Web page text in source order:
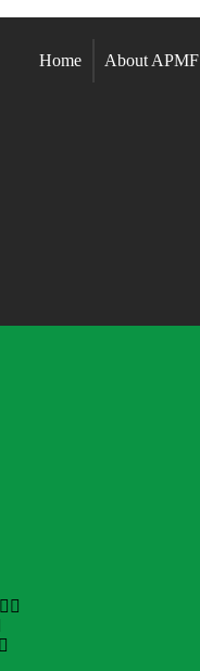
Home About APMF